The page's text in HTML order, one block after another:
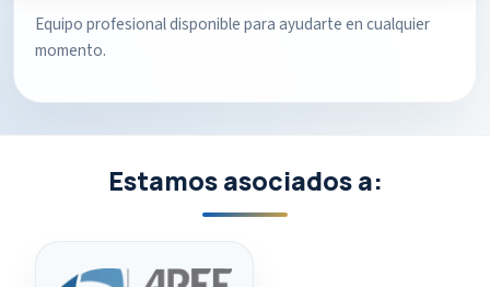
Equipo profesional disponible para ayudarte en cualquier
momento.
Estamos asociados a: